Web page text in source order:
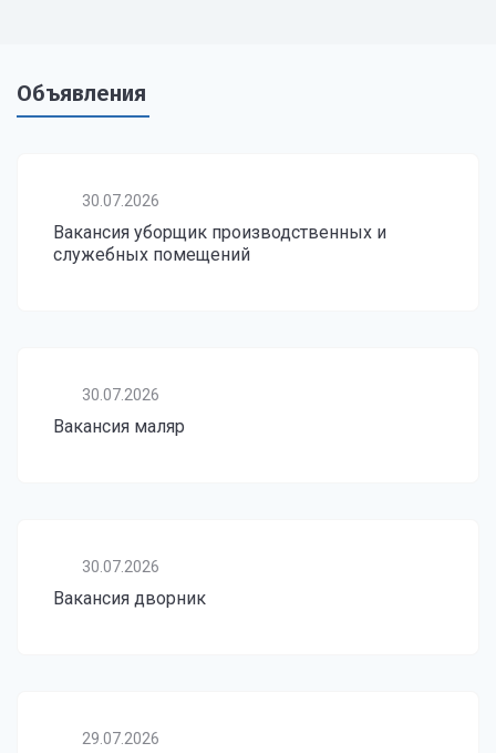
Объявления
30.07.2026
Вакансия уборщик производственных и
служебных помещений
30.07.2026
Вакансия маляр
30.07.2026
Вакансия дворник
29.07.2026